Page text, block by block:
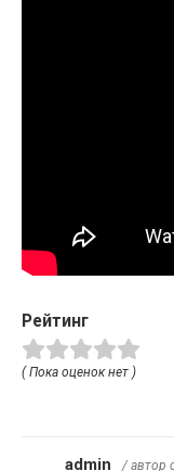
Рейтинг
( Пока оценок нет )
admin / автор